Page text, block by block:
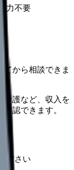
力不要
から相談できま
看護など、収入を
認できます。
ださい